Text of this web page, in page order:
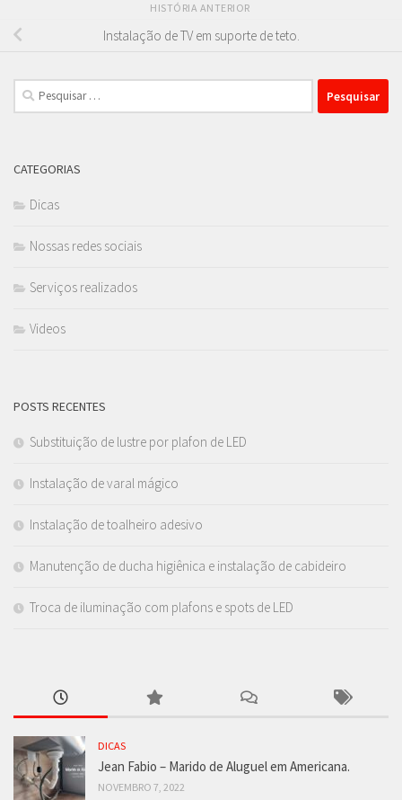
HISTÓRIA ANTERIOR
Instalação de TV em suporte de teto.
Pesquisar
por:
CATEGORIAS
Dicas
Nossas redes sociais
Serviços realizados
Videos
POSTS RECENTES
Substituição de lustre por plafon de LED
Instalação de varal mágico
Instalação de toalheiro adesivo
Manutenção de ducha higiênica e instalação de cabideiro
Troca de iluminação com plafons e spots de LED
DICAS
Jean Fabio – Marido de Aluguel em Americana.
NOVEMBRO 7, 2022